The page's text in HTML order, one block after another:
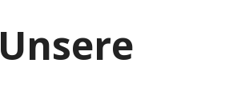
Unsere